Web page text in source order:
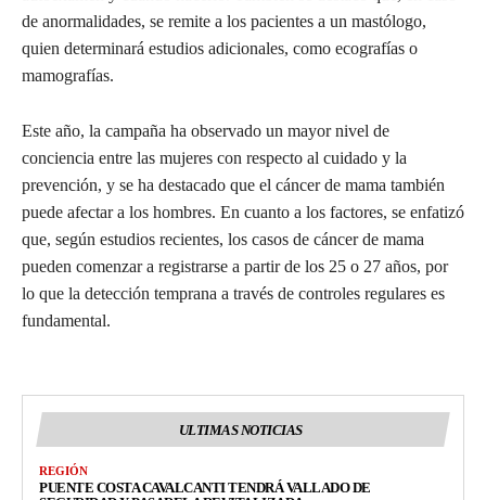
de anormalidades, se remite a los pacientes a un mastólogo,
quien determinará estudios adicionales, como ecografías o
mamografías.
Este año, la campaña ha observado un mayor nivel de
conciencia entre las mujeres con respecto al cuidado y la
prevención, y se ha destacado que el cáncer de mama también
puede afectar a los hombres. En cuanto a los factores, se enfatizó
que, según estudios recientes, los casos de cáncer de mama
pueden comenzar a registrarse a partir de los 25 o 27 años, por
lo que la detección temprana a través de controles regulares es
fundamental.
ULTIMAS NOTICIAS
REGIÓN
PUENTE COSTA CAVALCANTI TENDRÁ VALLADO DE